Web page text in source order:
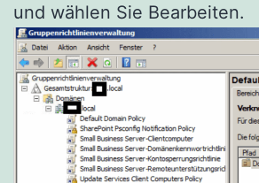
und wählen Sie Bearbeiten.